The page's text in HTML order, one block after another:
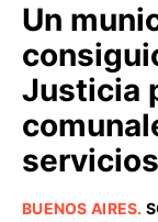
BUENOS AIRES
PROVINCIAS
Un
Justicia
servicios
BUENOS AIRES.